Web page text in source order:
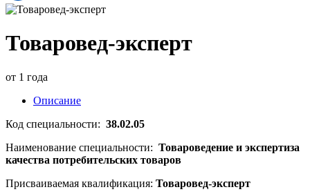
Товаровед-эксперт
от 1 года
Описание
Код специальности: 38.02.05
Наименование специальности: Товароведение и экспертиза
качества потребительских товаров
Присваиваемая квалификация: Товаровед-эксперт